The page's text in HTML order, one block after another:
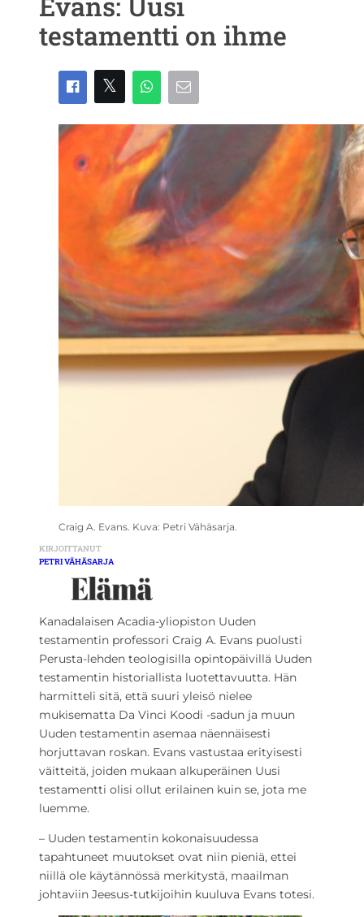
testamentti on ihme
Craig A. Evans. Kuva: Petri Vähäsarja.
KIRJOITTANUT
PETRI VÄHÄSARJA
Kanadalaisen Acadia-yliopiston Uuden
testamentin professori Craig A. Evans puolusti
Perusta-lehden teologisilla opintopäivillä Uuden
testamentin historiallista luotettavuutta. Hän
harmitteli sitä, että suuri yleisö nielee
mukisematta Da Vinci Koodi -sadun ja muun
Uuden testamentin asemaa näennäisesti
horjuttavan roskan. Evans vastustaa erityisesti
väitteitä, joiden mukaan alkuperäinen Uusi
testamentti olisi ollut erilainen kuin se, jota me
luemme.
– Uuden testamentin kokonaisuudessa
tapahtuneet muutokset ovat niin pieniä, ettei
niillä ole käytännössä merkitystä, maailman
johtaviin Jeesus-tutkijoihin kuuluva Evans totesi.